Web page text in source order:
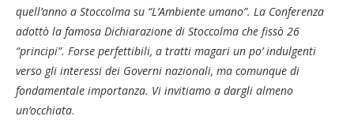
quell’anno a Stoccolma su “L’Ambiente umano”. La Conferenza
adottò la famosa Dichiarazione di Stoccolma che fissò 26
“principi”. Forse perfettibili, a tratti magari un po’ indulgenti
verso gli interessi dei Governi nazionali, ma comunque di
fondamentale importanza. Vi invitiamo a dargli almeno
un’occhiata.